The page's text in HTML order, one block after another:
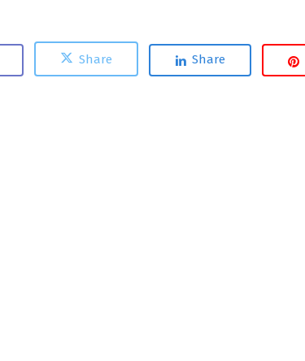
Share Share